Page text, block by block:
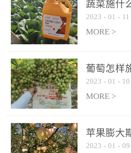
合大量元素水溶肥一起使
用，促使果实膨大，果肉
饱满，品质好，果、枝健
后期∶冲施、滴灌2.5-5kg/
亩/次配合大量元素水溶肥
一起使用，果实转色均
匀，口感好，糖度提高，
预防枝叶早衰。5、叶面喷
施︰浓度800-1500倍（1-
合
后
亩/
施
蔬菜施什
2023 - 01 - 11
MORE >
葡萄怎样
2023 - 01 - 10
MORE >
苹果膨大
2023 - 01 - 09